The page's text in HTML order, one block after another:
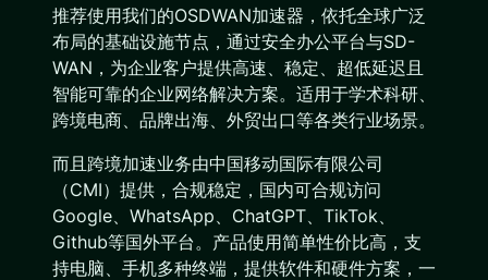
推荐使用我们的OSDWAN加速器，依托全球广泛
布局的基础设施节点，通过安全办公平台与SD-
WAN，为企业客户提供高速、稳定、超低延迟且
智能可靠的企业网络解决方案。适用于学术科研、
跨境电商、品牌出海、外贸出口等各类行业场景。
而且跨境加速业务由中国移动国际有限公司
（CMI）提供，合规稳定，国内可合规访问
Google、WhatsApp、ChatGPT、TikTok、
Github等国外平台。产品使用简单性价比高，支
持电脑、手机多种终端，提供软件和硬件方案，一